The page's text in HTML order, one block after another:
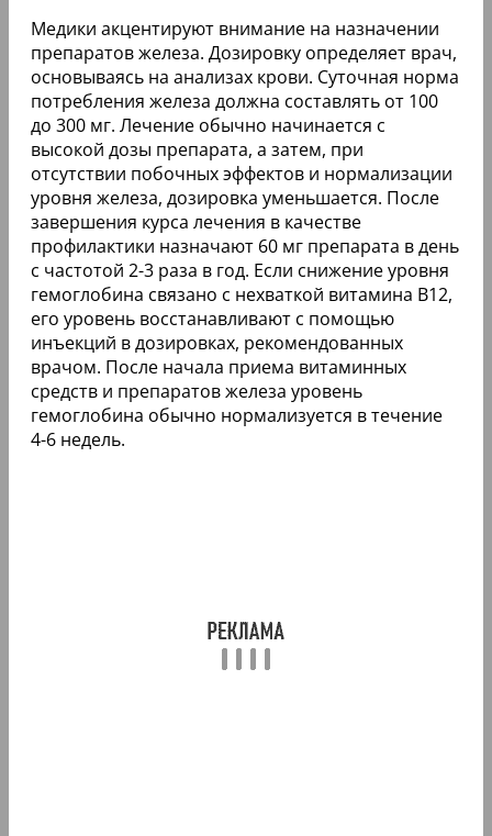
Медики акцентируют внимание на назначении
препаратов железа. Дозировку определяет врач,
основываясь на анализах крови. Суточная норма
потребления железа должна составлять от 100
до 300 мг. Лечение обычно начинается с
высокой дозы препарата, а затем, при
отсутствии побочных эффектов и нормализации
уровня железа, дозировка уменьшается. После
завершения курса лечения в качестве
профилактики назначают 60 мг препарата в день
с частотой 2-3 раза в год. Если снижение уровня
гемоглобина связано с нехваткой витамина В12,
его уровень восстанавливают с помощью
инъекций в дозировках, рекомендованных
врачом. После начала приема витаминных
средств и препаратов железа уровень
гемоглобина обычно нормализуется в течение
4-6 недель.